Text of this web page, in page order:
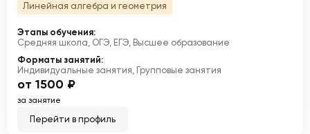
Линейная алгебра и геометрия
Этапы обучения:
Средняя школа, ОГЭ, ЕГЭ, Высшее образование
Форматы занятий:
Индивидуальные занятия, Групповые занятия
от 1500 ₽
за занятие
Перейти в профиль